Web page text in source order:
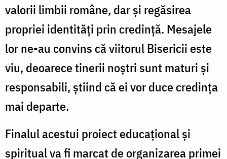
valorii limbii române, dar și regăsirea
propriei identități prin credință. Mesajele
lor ne-au convins că viitorul Bisericii este
viu, deoarece tinerii noștri sunt maturi și
responsabili, știind că ei vor duce credința
mai departe.
Finalul acestui proiect educațional și
spiritual va fi marcat de organizarea primei